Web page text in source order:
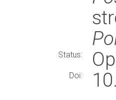
Status:
Doi: